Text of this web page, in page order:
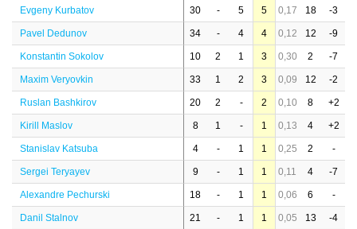
Evgeny Kurbatov 30 - 5 5 0,17 18 -3
Pavel Dedunov 34 - 4 4 0,12 12 -9
Konstantin Sokolov 10 2 1 3 0,30 2 -7
Maxim Veryovkin 33 1 2 3 0,09 12 -2
Ruslan Bashkirov 20 2 - 2 0,10 8 +2
Kirill Maslov 8 1 - 1 0,13 4 +2
Stanislav Katsuba 4 - 1 1 0,25 2 -
Sergei Teryayev 9 - 1 1 0,11 4 -7
Alexandre Pechurski 18 - 1 1 0,06 6 -
Danil Stalnov 21 - 1 1 0,05 13 -4